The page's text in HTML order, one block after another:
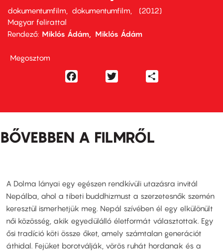
dokumentumfilm dokumentumfilm
2012
Magyar felirattal
Rendező Miklós Ádám Miklós Ádám
Megosztom
Facebook
BŐVEBBEN A FILMRŐL
A Dolma lányai egy egészen rendkívüli utazásra invitál
Nepálba, ahol a tibeti buddhizmust a szerzetesnők szemén
keresztül ismerhetjük meg. Nepál szívében él egy elkülönült
női közösség, akik egyedülálló életformát választottak. Egy
ősi tradíció köti össze őket, amely számtalan generációt
áthidal. Fejüket borotválják, vörös ruhát hordanak és a